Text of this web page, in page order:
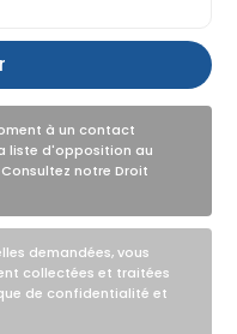
à un contact
liste d'opposition au
notre Droit
demandées, vous
collectées et traitées
de confidentialité et